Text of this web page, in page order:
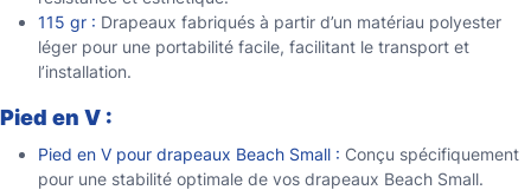
115 gr : Drapeaux fabriqués à partir d’un matériau polyester
léger pour une portabilité facile, facilitant le transport et
l’installation.
Pied en V :
Pied en V pour drapeaux Beach Small : Conçu spécifiquement
pour une stabilité optimale de vos drapeaux Beach Small.